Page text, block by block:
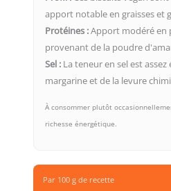
apport notable en graisses et
Protéines :Apport modéré en
provenant de la poudre
Sel : La teneur en sel est
margarine et de la levure
À consommer plutôt
richesse énergétique.
Par 100 g de recette